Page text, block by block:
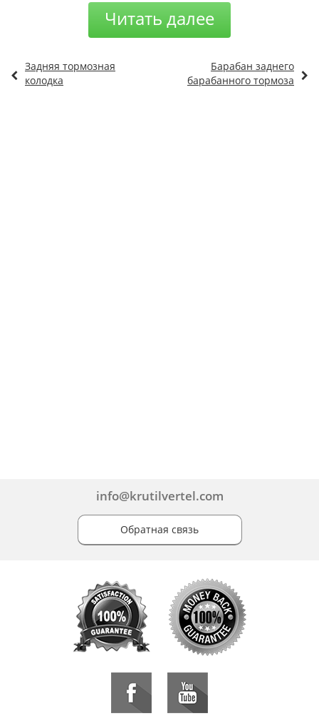
Читать далее
Задняя тормозная
колодка
Барабан заднего
барабанного тормоза
info@krutilvertel.com
Обратная связь